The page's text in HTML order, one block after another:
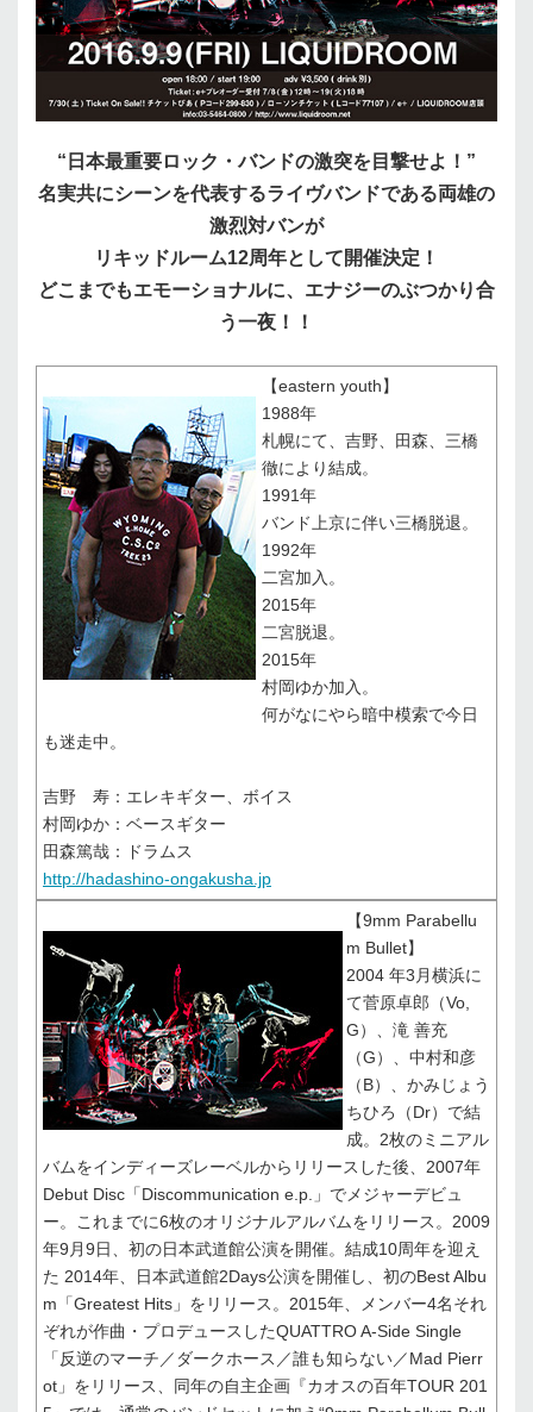
“日本最重要ロック・バンドの激突を目撃せよ！”
名実共にシーンを代表するライヴバンドである両雄の
激烈対バンが
リキッドルーム12周年として開催決定！
どこまでもエモーショナルに、エナジーのぶつかり合
う一夜！！
【eastern youth】
1988年
札幌にて、吉野、田森、三橋
徹により結成。
1991年
バンド上京に伴い三橋脱退。
1992年
二宮加入。
2015年
二宮脱退。
2015年
村岡ゆか加入。
何がなにやら暗中模索で今日
も迷走中。
吉野 寿：エレキギター、ボイス
村岡ゆか：ベースギター
田森篤哉：ドラムス
http://hadashino-ongakusha.jp
【9mm Parabellu
m Bullet】
2004 年3月横浜に
て菅原卓郎（Vo,
G）、滝 善充
（G）、中村和彦
（B）、かみじょう
ちひろ（Dr）で結
成。2枚のミニアル
バムをインディーズレーベルからリリースした後、2007年
Debut Disc「Discommunication e.p.」でメジャーデビュ
ー。これまでに6枚のオリジナルアルバムをリリース。2009
年9月9日、初の日本武道館公演を開催。結成10周年を迎え
た 2014年、日本武道館2Days公演を開催し、初のBest Albu
m「Greatest Hits」をリリース。2015年、メンバー4名それ
ぞれが作曲・プロデュースしたQUATTRO A-Side Single
「反逆のマーチ／ダークホース／誰も知らない／Mad Pierr
ot」をリリース、同年の自主企画『カオスの百年TOUR 201